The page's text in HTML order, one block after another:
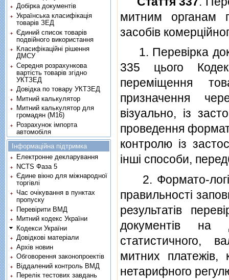
митним органам
засобiв
1. Перевiрка
335 цього
перемiщення
призначення
вiзуально, iз
проведення
контролю iз
iншi способи,
2. Формато-
правильностi
результатiв
документiв на
статистичного,
митних платежiв,
нетарифного
Добірка документів
Українська класифікація
товарів ЗЕД
Єдиний список товарів
подвійного використання
Класифікаційні рішення
ДМСУ
Середня розрахункова
вартість товарів згідно
УКТЗЕД
Довідка по товару УКТЗЕД
Митний калькулятор
Митний калькулятор для
громадян (М16)
Розрахунок імпорта
автомобіля
Інформаційна підтримка
Електронне декларування
NCTS Фаза 5
Єдине вікно для міжнародної
торгівлі
Час очікування в пунктах
пропуску
Перевірити ВМД
Митний кодекс України
Кодекси України
Довідкові матеріали
Архів новин
Обговорення законопроектів
Віддалений контроль ВМД
Перелік тестових завдань